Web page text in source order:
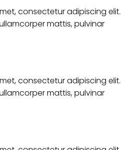
consectetur adipiscing elit.
mattis, pulvinar
consectetur adipiscing elit.
mattis, pulvinar